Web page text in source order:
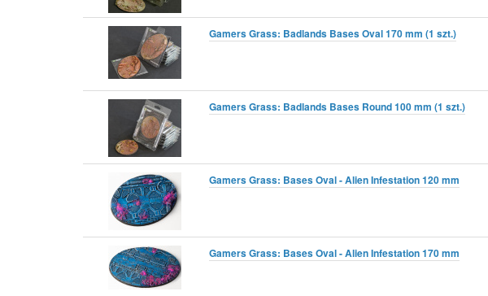
Gamers Grass: Badlands Bases Oval 170 mm (1 szt.)
Gamers Grass: Badlands Bases Round 100 mm (1 szt.)
Gamers Grass: Bases Oval - Alien Infestation 120 mm
Gamers Grass: Bases Oval - Alien Infestation 170 mm